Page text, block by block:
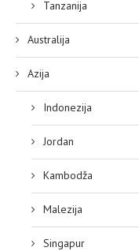
Tanzanija
Australija
Azija
Indonezija
Jordan
Kambodža
Malezija
Singapur